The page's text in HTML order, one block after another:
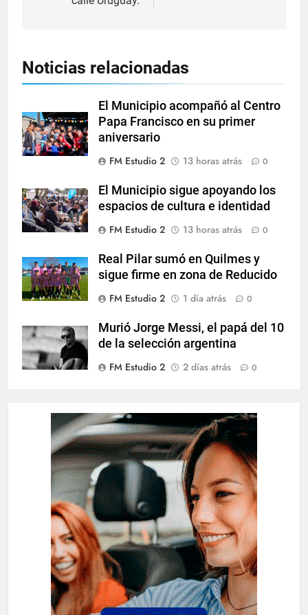
Noticias relacionadas
El Municipio acompañó al Centro
Papa Francisco en su primer
aniversario
FM Estudio 2
13 horas atrás 0
El Municipio sigue apoyando los
espacios de cultura e identidad
FM Estudio 2
13 horas atrás 0
Real Pilar sumó en Quilmes y
sigue firme en zona de Reducido
FM Estudio 2
1 día atrás 0
Murió Jorge Messi, el papá del 10
de la selección argentina
FM Estudio 2
2 días atrás 0